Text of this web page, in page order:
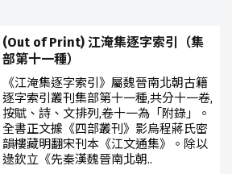
(Out of Print) 江淹集逐字索引（集
部第十一種）
《江淹集逐字索引》屬魏晉南北朝古籍
逐字索引叢刊集部第十一種,共分十一卷,
按賦、詩、文排列,卷十一為「附錄」。
全書正文據《四部叢刊》影烏程蔣氏密
韻樓藏明翻宋刊本《江文通集》。除以
逯欽立《先秦漢魏晉南北朝..